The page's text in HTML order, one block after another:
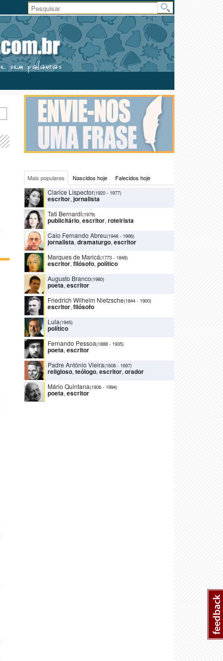
Área
do
Usuário
Mais populares Nascidos hoje Falecidos hoje
Clarice Lispector(1920 - 1977)
escritor, jornalista
Tati Bernardi(1979)
publicitário, escritor, roteirista
Caio Fernando Abreu(1948 - 1996)
jornalista, dramaturgo, escritor
Marques de Maricá(1773 - 1848)
escritor, filósofo, político
Augusto Branco(1980)
poeta, escritor
Friedrich Wilhelm Nietzsche(1844 - 1900)
escritor, filósofo
Lula(1945)
político
Fernando Pessoa(1888 - 1935)
poeta, escritor
Padre António Vieira(1608 - 1697)
religioso, teólogo, escritor, orador
Mário Quintana(1906 - 1994)
poeta, escritor